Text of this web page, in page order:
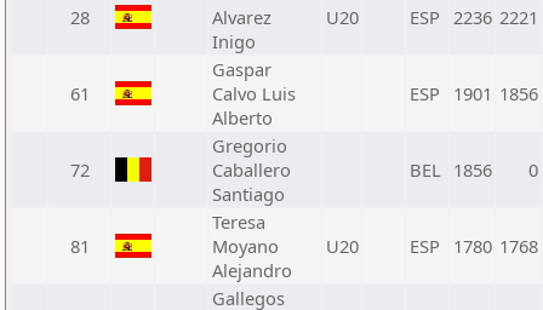
28
Alvarez
Inigo
U20 ESP 2236 2221
61
Gaspar
Calvo Luis
Alberto
ESP 1901 1856
72
Gregorio
Caballero
Santiago
BEL 1856 0
81
Teresa
Moyano
Alejandro
U20 ESP 1780 1768
Gallegos